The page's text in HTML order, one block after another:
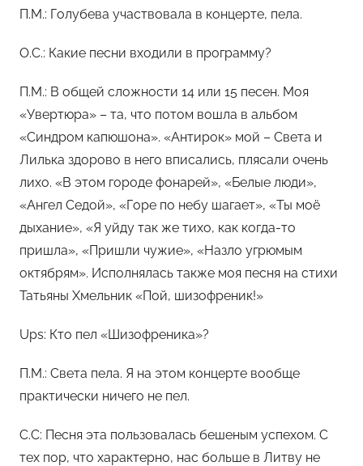
П.М.: Голубева участвовала в концерте, пела.
O.С.: Какие песни входили в программу?
П.М.: В общей сложности 14 или 15 песен. Моя
«Увертюра» – та, что потом вошла в альбом
«Синдром капюшона». «Антирок» мой – Света и
Лилька здорово в него вписались, плясали очень
лихо. «В этом городе фонарей», «Белые люди»,
«Ангел Седой», «Горе по небу шагает», «Ты моё
дыхание», «Я уйду так же тихо, как когда-то
пришла», «Пришли чужие», «Назло угрюмым
октябрям». Исполнялась также моя песня на стихи
Татьяны Хмельник «Пой, шизофреник!»
Ups: Кто пел «Шизофреника»?
П.М.: Света пела. Я на этом концерте вообще
практически ничего не пел.
С.С: Песня эта пользовалась бешеным успехом. С
тех пор, что характерно, нас больше в Литву не